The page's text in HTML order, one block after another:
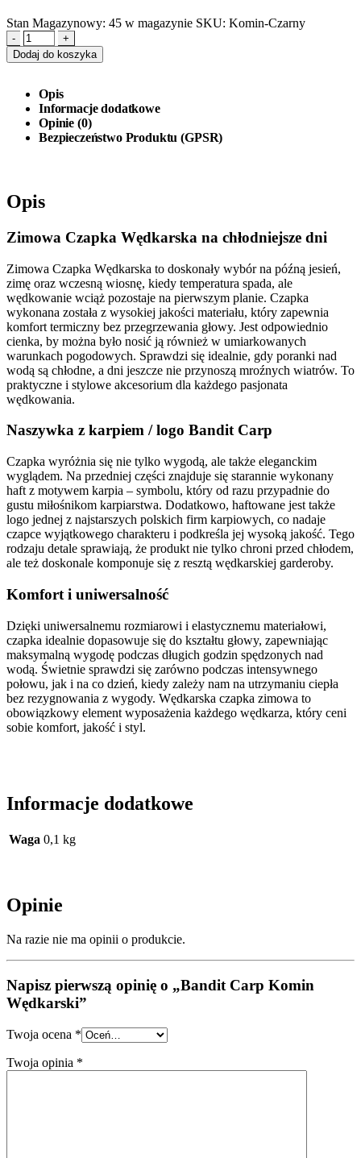
Stan Magazynowy: 45 w magazynie SKU: Komin-Czarny
-
+
Dodaj do koszyka
Opis
Informacje dodatkowe
Opinie (0)
Bezpieczeństwo Produktu (GPSR)
Opis
Zimowa Czapka Wędkarska na chłodniejsze dni
Zimowa Czapka Wędkarska to doskonały wybór na późną jesień,
zimę oraz wczesną wiosnę, kiedy temperatura spada, ale
wędkowanie wciąż pozostaje na pierwszym planie. Czapka
wykonana została z wysokiej jakości materiału, który zapewnia
komfort termiczny bez przegrzewania głowy. Jest odpowiednio
cienka, by można było nosić ją również w umiarkowanych
warunkach pogodowych. Sprawdzi się idealnie, gdy poranki nad
wodą są chłodne, a dni jeszcze nie przynoszą mroźnych wiatrów. To
praktyczne i stylowe akcesorium dla każdego pasjonata
wędkowania.
Naszywka z karpiem / logo Bandit Carp
Czapka wyróżnia się nie tylko wygodą, ale także eleganckim
wyglądem. Na przedniej części znajduje się starannie wykonany
haft z motywem karpia – symbolu, który od razu przypadnie do
gustu miłośnikom karpiarstwa. Dodatkowo, haftowane jest także
logo jednej z najstarszych polskich firm karpiowych, co nadaje
czapce wyjątkowego charakteru i podkreśla jej wysoką jakość. Tego
rodzaju detale sprawiają, że produkt nie tylko chroni przed chłodem,
ale też doskonale komponuje się z resztą wędkarskiej garderoby.
Komfort i uniwersalność
Dzięki uniwersalnemu rozmiarowi i elastycznemu materiałowi,
czapka idealnie dopasowuje się do kształtu głowy, zapewniając
maksymalną wygodę podczas długich godzin spędzonych nad
wodą. Świetnie sprawdzi się zarówno podczas intensywnego
połowu, jak i na co dzień, kiedy zależy nam na utrzymaniu ciepła
bez rezygnowania z wygody. Wędkarska czapka zimowa to
obowiązkowy element wyposażenia każdego wędkarza, który ceni
sobie komfort, jakość i styl.
Informacje dodatkowe
Waga 0,1 kg
Opinie
Na razie nie ma opinii o produkcie.
Napisz pierwszą opinię o „Bandit Carp Komin
Wędkarski”
Twoja ocena *
Twoja opinia *